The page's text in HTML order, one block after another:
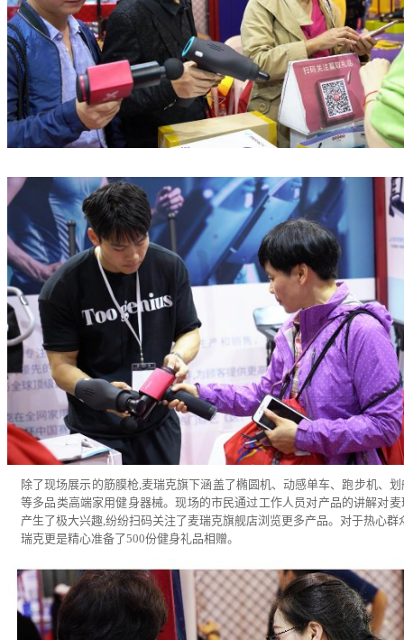
除了现场展示的筋膜枪,麦瑞克旗下涵盖了椭圆机、动感单车、跑步机、划
等多品类高端家用健身器械。现场的市民通过工作人员对产品的讲解对麦
产生了极大兴趣,纷纷扫码关注了麦瑞克旗舰店浏览更多产品。对于热心群
瑞克更是精心准备了500份健身礼品相赠。